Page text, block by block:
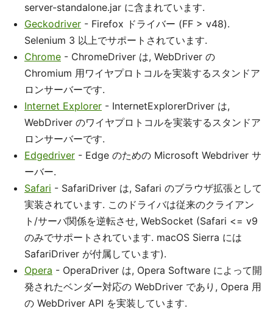
server-standalone.jar に含まれています.
Geckodriver - Firefox ドライバー (FF > v48).
Selenium 3 以上でサポートされています.
Chrome - ChromeDriver は, WebDriver の
Chromium 用ワイヤプロトコルを実装するスタンドア
ロンサーバーです.
Internet Explorer - InternetExplorerDriver は,
WebDriver のワイヤプロトコルを実装するスタンドア
ロンサーバーです.
Edgedriver - Edge のための Microsoft Webdriver サ
ーバー.
Safari - SafariDriver は, Safari のブラウザ拡張として
実装されています. このドライバは従来のクライアン
ト/サーバ関係を逆転させ, WebSocket (Safari <= v9
のみでサポートされています. macOS Sierra には
SafariDriver が付属しています).
Opera - OperaDriver は, Opera Software によって開
発されたベンダー対応の WebDriver であり, Opera 用
の WebDriver API を実装しています.